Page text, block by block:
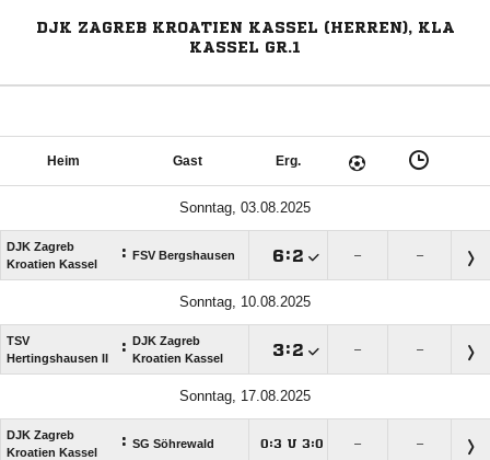
DJK ZAGREB KROATIEN KASSEL (HERREN), KLA
KASSEL GR.1
Heim Gast Erg.
Sonntag, 03.08.2025
DJK Zagreb
Kroatien Kassel
: FSV Bergshausen : – –
Sonntag, 10.08.2025
TSV
Hertingshausen II
: DJK Zagreb
Kroatien Kassel
: – –
Sonntag, 17.08.2025
DJK Zagreb
Kroatien Kassel
: SG Söhrewald : U : – –